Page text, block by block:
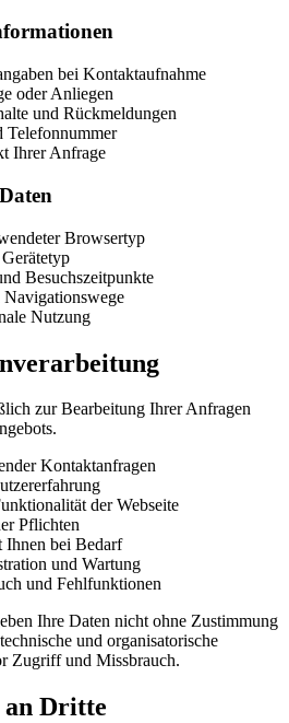
bei Kontaktaufnahme
oder Anliegen
und Rückmeldungen
Telefonnummer
Ihrer Anfrage
Browsertyp
Besuchszeitpunkte
Nutzung
zur Bearbeitung Ihrer Anfragen
Kontaktanfragen
der Webseite
Pflichten
bei Bedarf
und Wartung
und Fehlfunktionen
Ihre Daten nicht ohne Zustimmung
und organisatorische
Zugriff und Missbrauch.
an Dritte